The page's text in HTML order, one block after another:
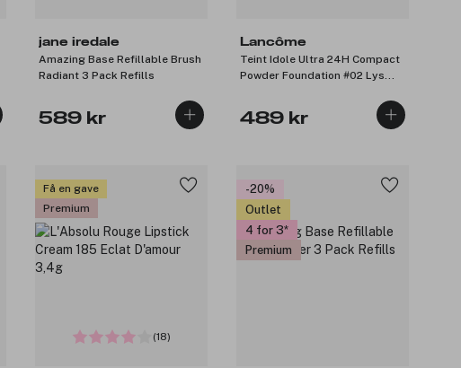
jane iredale
Amazing Base Refillable Brush
Radiant 3 Pack Refills
589 kr
Lancôme
Teint Idole Ultra 24H Compact
Powder Foundation #02 Lys
489 kr
Få en gave
Premium
(18)
-20%
Outlet
4 for 3
Premium